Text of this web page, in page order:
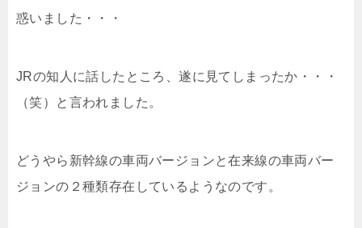
惑いました・・・
JRの知人に話したところ、遂に見てしまったか・・・
（笑）と言われました。
どうやら新幹線の車両バージョンと在来線の車両バー
ジョンの２種類存在しているようなのです。